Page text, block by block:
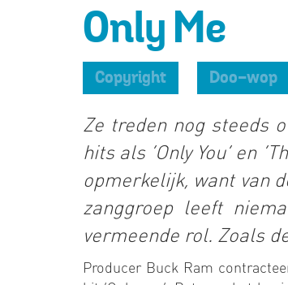
Only Me
Copyright Doo-wop
Ze treden nog steeds
hits als ‘Only You’ en
opmerkelijk, want van
zanggroep leeft
vermeende rol. Zoals
Producer Buck Ram